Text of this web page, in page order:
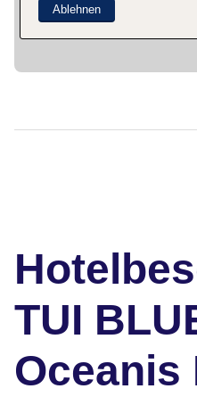
TUI
Oceanis
Ablehnen